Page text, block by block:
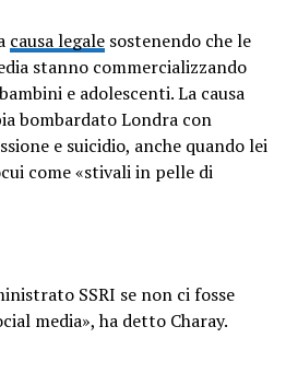
causa legale sostenendo che le
stanno commercializzando
e adolescenti. La causa
bombardato Londra con
e suicidio, anche quando lei
come «stivali in pelle di
SSRI se non ci fosse
media», ha detto Charay.